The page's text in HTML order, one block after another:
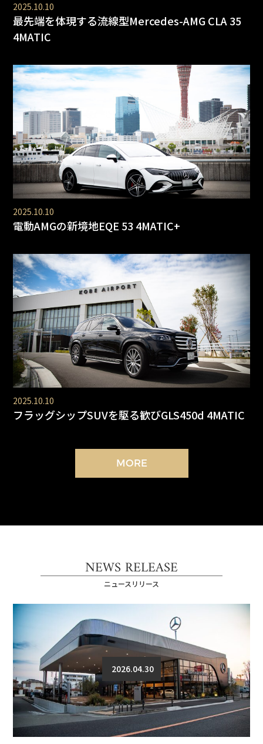
2025.10.10
最先端を体現する流線型Mercedes-AMG CLA 35
4MATIC
2025.10.10
電動AMGの新境地EQE 53 4MATIC+
2025.10.10
フラッグシップSUVを駆る歓びGLS450d 4MATIC
MORE
NEWS RELEASE
ニュースリリース
2026.04.30